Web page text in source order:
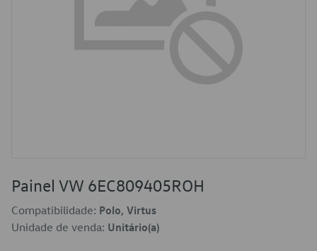
Painel VW 6EC809405ROH
Compatibilidade: Polo, Virtus
Unidade de venda: Unitário(a)